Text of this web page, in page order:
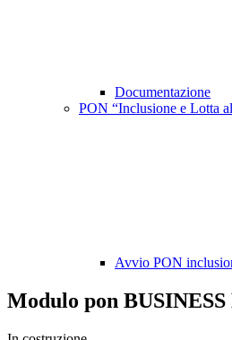
Documentazione
PON “Inclusione e Lotta
Avvio PON
Modulo pon